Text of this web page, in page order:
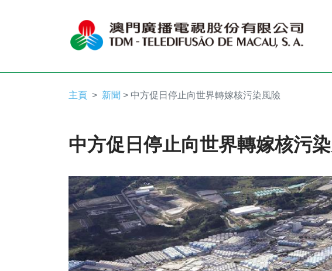
主頁 新聞 > 中方促日停止向世界轉嫁核污染風險
中方促日停止向世界轉嫁核污